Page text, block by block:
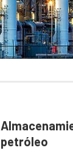
petróleo